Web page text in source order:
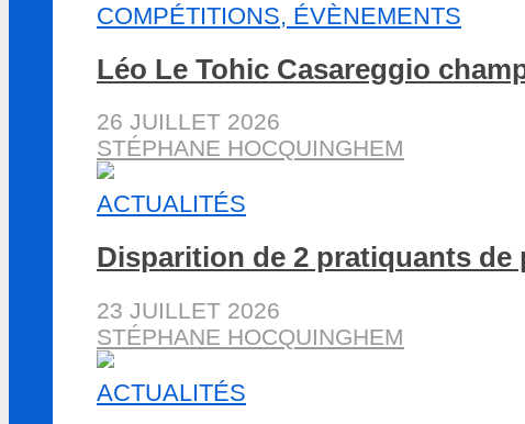
COMPÉTITIONS, ÉVÈNEMENTS
Léo Le Tohic Casareggio
26 JUILLET 2026
STÉPHANE HOCQUINGHEM
ACTUALITÉS
Disparition de 2 pratiquants de
23 JUILLET 2026
STÉPHANE HOCQUINGHEM
ACTUALITÉS